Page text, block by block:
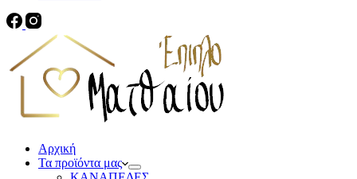
Αρχική
Τα προϊόντα μας